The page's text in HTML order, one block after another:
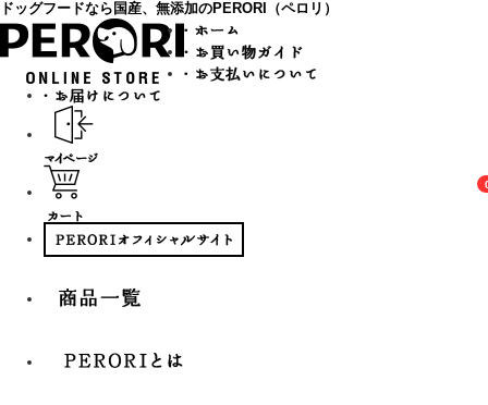
ドッグフードなら国産、無添加のPERORI（ペロリ）